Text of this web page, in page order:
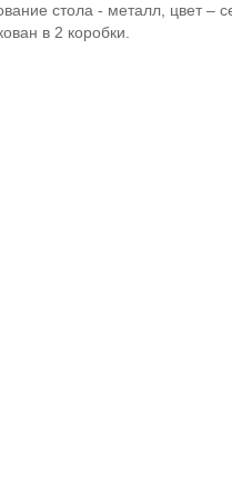
стола - металл, цвет –
в 2 коробки.